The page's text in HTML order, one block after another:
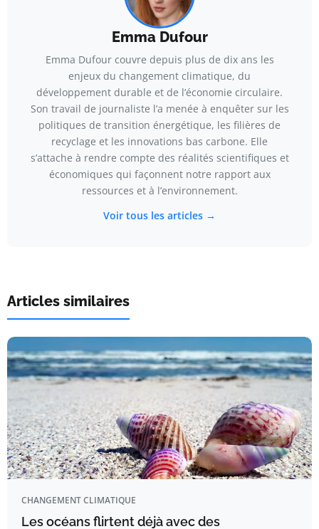
Emma Dufour
Emma Dufour couvre depuis plus de dix ans les
enjeux du changement climatique, du
développement durable et de l’économie circulaire.
Son travail de journaliste l’a menée à enquêter sur les
politiques de transition énergétique, les filières de
recyclage et les innovations bas carbone. Elle
s’attache à rendre compte des réalités scientifiques et
économiques qui façonnent notre rapport aux
ressources et à l’environnement.
Voir tous les articles →
Articles similaires
CHANGEMENT CLIMATIQUE
Les océans flirtent déjà avec des